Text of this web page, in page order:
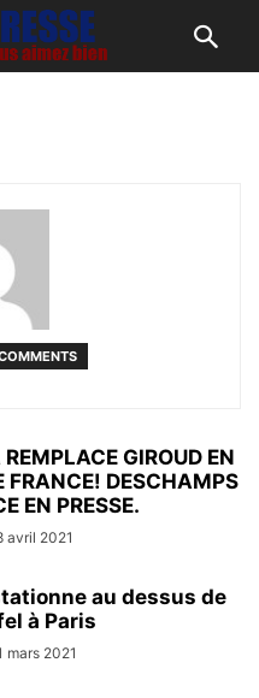
GIROUD EN
FRANCE! DESCHAMPS
EN PRESSE.
avril 2021
au dessus de
à Paris
mars 2021